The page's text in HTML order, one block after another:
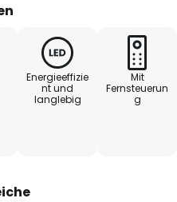
über die mitgelieferte
präzise Steuerung der
aus Funktionalität
zu einem
Energieeffizie
nt und
langlebig
Mit
Fernsteuerun
g